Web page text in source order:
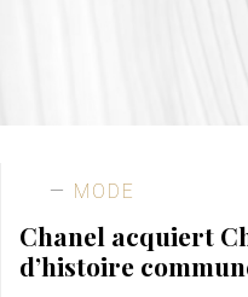
MODE
Chanel acquiert
d’histoire